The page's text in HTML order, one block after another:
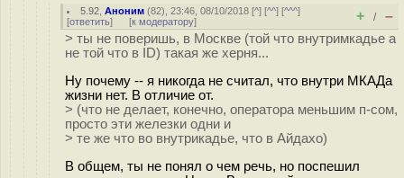
5.92 ,Аноним (82), 23:46, 08/10/2018 [^] [^^] [^^^]
[ответить] [к модератору] + / –
> ты не поверишь, в Москве (той что внутримкадье а
не той что в ID) такая же херня...
Ну почему -- я никогда не считал, что внутри МКАДа
жизни нет. В отличие от.
> (что не делает, конечно, оператора меньшим п-сом,
просто эти железки одни и
> те же что во внутрикадье, что в Айдахо)
В общем, ты не понял о чем речь, но поспешил